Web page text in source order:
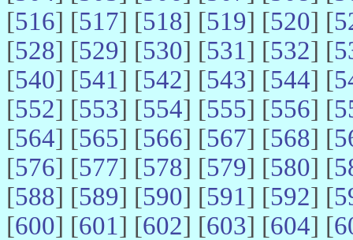
[516] [517] [518] [519] [520] [
[528] [529] [530] [531] [532] [
[540] [541] [542] [543] [544] [
[552] [553] [554] [555] [556] [
[564] [565] [566] [567] [568] [
[576] [577] [578] [579] [580] [
[588] [589] [590] [591] [592] [
[600] [601] [602] [603] [604] [